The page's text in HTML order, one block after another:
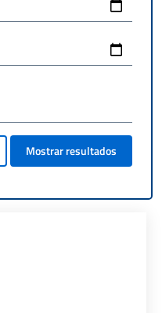
Mostrar resultados